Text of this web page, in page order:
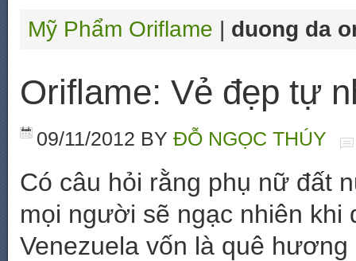
Mỹ Phẩm Oriflame | duong da
Oriflame: Vẻ đẹp tự
09/11/2012 BY ĐỖ NGỌC THÚY
Có câu hỏi rằng phụ nữ đất
mọi người sẽ ngạc nhiên khi
Venezuela vốn là quê